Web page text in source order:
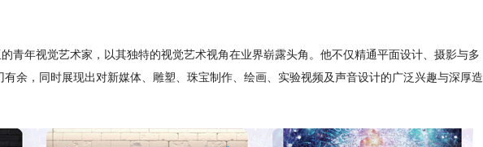
青年视觉艺术家，以其独特的视觉艺术视角在业界崭露头角。他不仅精通平面设计、摄影与多
余，同时展现出对新媒体、雕塑、珠宝制作、绘画、实验视频及声音设计的广泛兴趣与深厚造